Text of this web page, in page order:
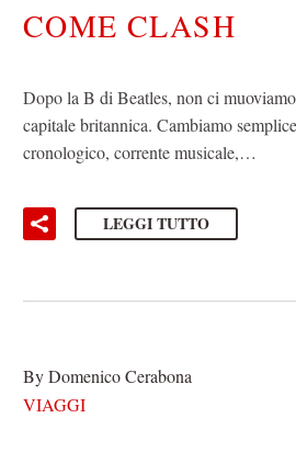
COME CLASH
Dopo la B di Beatles, non ci
capitale britannica. Cambiamo
cronologico, corrente musicale,…
LEGGI TUTTO
By Domenico Cerabona
VIAGGI